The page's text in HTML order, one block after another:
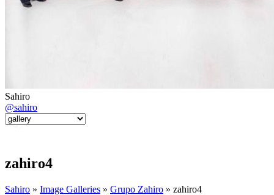
Sahiro
@sahiro
zahiro4
Sahiro » Image Galleries » Grupo Zahiro » zahiro4